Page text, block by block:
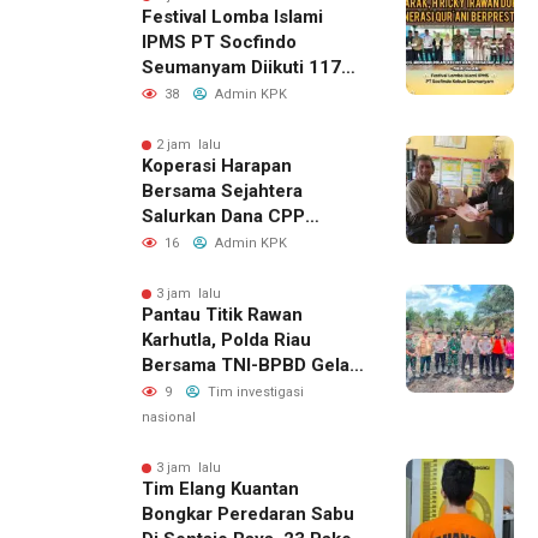
Festival Lomba Islami
IPMS PT Socfindo
Seumanyam Diikuti 117
Pelajar, H. Ricky Dorong
Berprestasi
38 Admin KPK
2 jam lalu
Koperasi Harapan
Bersama Sejahtera
Salurkan Dana CPP
kepada 143 Calon Petani
PT WIN Terus Diperkuat
16 Admin KPK
3 jam lalu
Pantau Titik Rawan
Karhutla, Polda Riau
Bersama TNI-BPBD Gelar
Patroli Udara Dan Darat
9
Tim investigasi
nasional
3 jam lalu
Tim Elang Kuantan
Bongkar Peredaran Sabu